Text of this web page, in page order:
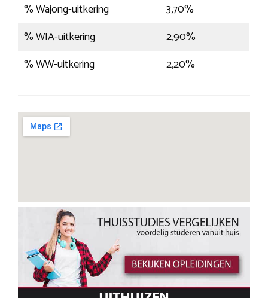
% Wajong-uitkering
3,70%
% WIA-uitkering
2,90%
% WW-uitkering
2,20%